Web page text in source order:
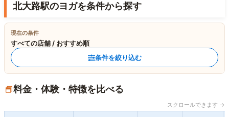
北大路駅のヨガを条件から探す
現在の条件
すべての店舗 / おすすめ順
条件を絞り込む
料金・体験・特徴を比べる
スクロールできます →